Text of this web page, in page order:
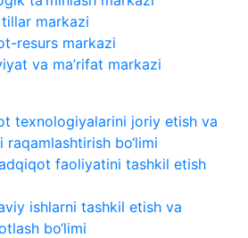
markazi
resurs markazi
va ma’rifat markazi
texnologiyalarini joriy etish va
raqamlashtirish bo‘limi
faoliyatini tashkil etish
ishlarni tashkil etish va
bo‘limi